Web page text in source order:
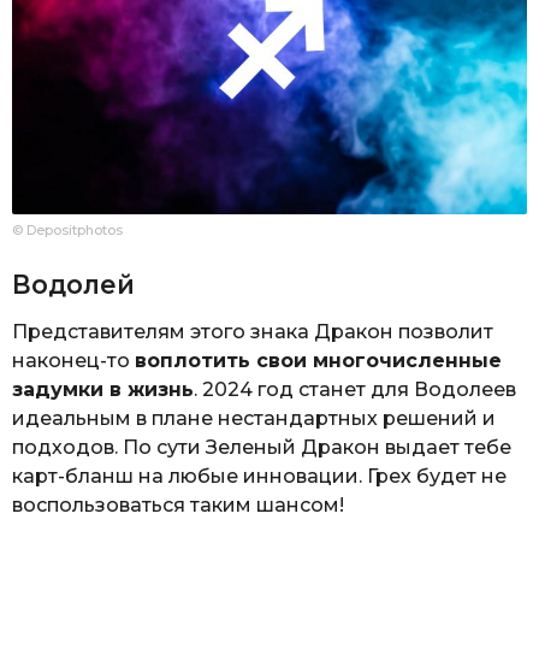
© Depositphotos
Водолей
Представителям этого знака Дракон позволит
наконец-то воплотить свои многочисленные
задумки в жизнь. 2024 год станет для Водолеев
идеальным в плане нестандартных решений и
подходов. По сути Зеленый Дракон выдает тебе
карт-бланш на любые инновации. Грех будет не
воспользоваться таким шансом!